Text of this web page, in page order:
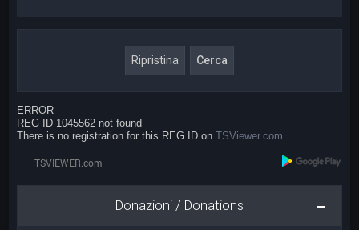
ERROR
REG ID 1045562 not found
There is no registration for this REG ID onTSViewer.com
Donazioni / Donations